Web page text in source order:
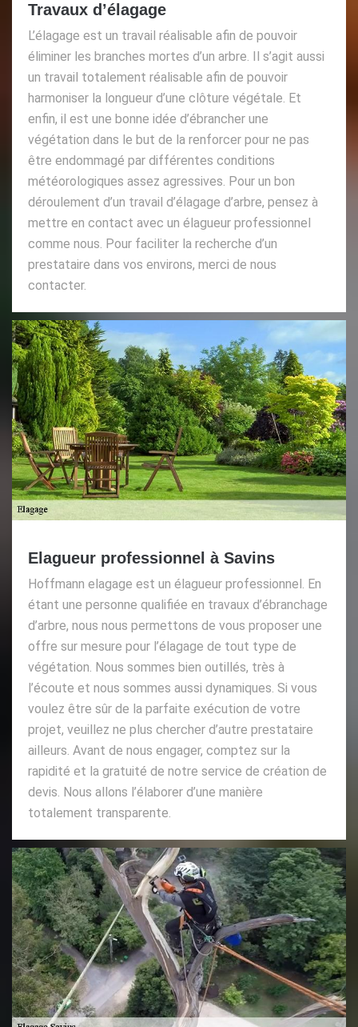
Travaux d’élagage
L’élagage est un travail réalisable afin de pouvoir
éliminer les branches mortes d’un arbre. Il s’agit aussi
un travail totalement réalisable afin de pouvoir
harmoniser la longueur d’une clôture végétale. Et
enfin, il est une bonne idée d’ébrancher une
végétation dans le but de la renforcer pour ne pas
être endommagé par différentes conditions
météorologiques assez agressives. Pour un bon
déroulement d’un travail d’élagage d’arbre, pensez à
mettre en contact avec un élagueur professionnel
comme nous. Pour faciliter la recherche d’un
prestataire dans vos environs, merci de nous
contacter.
Elagueur professionnel à Savins
Hoffmann elagage est un élagueur professionnel. En
étant une personne qualifiée en travaux d’ébranchage
d’arbre, nous nous permettons de vous proposer une
offre sur mesure pour l’élagage de tout type de
végétation. Nous sommes bien outillés, très à
l’écoute et nous sommes aussi dynamiques. Si vous
voulez être sûr de la parfaite exécution de votre
projet, veuillez ne plus chercher d’autre prestataire
ailleurs. Avant de nous engager, comptez sur la
rapidité et la gratuité de notre service de création de
devis. Nous allons l’élaborer d’une manière
totalement transparente.